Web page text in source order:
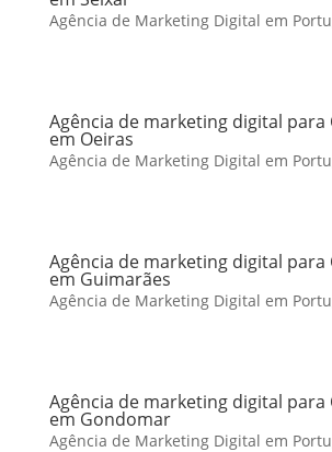
Agência de Marketing Digital em
Agência de marketing digital
em Oeiras
Agência de Marketing Digital em
Agência de marketing digital
em Guimarães
Agência de Marketing Digital em
Agência de marketing digital
em Gondomar
Agência de Marketing Digital em